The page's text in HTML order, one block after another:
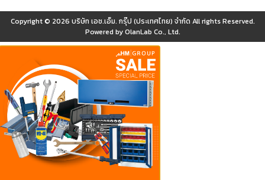
Copyright © 2026 บริษัท เอช.เอ็ม. กรุ๊ป (ประเทศไทย) จำกัด All rights Reserved.
Powered byOlanLab Co., Ltd.